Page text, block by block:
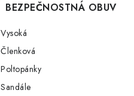
BEZPEČNOSTNÁ OBUV
Vysoká
Členková
Poltopánky
Sandále